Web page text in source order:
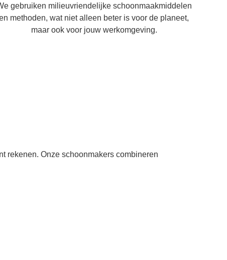
gebruiken milieuvriendelijke schoonmaakmiddelen
methoden, wat niet alleen beter is voor de planeet,
maar ook voor jouw werkomgeving.
rekenen. Onze schoonmakers combineren